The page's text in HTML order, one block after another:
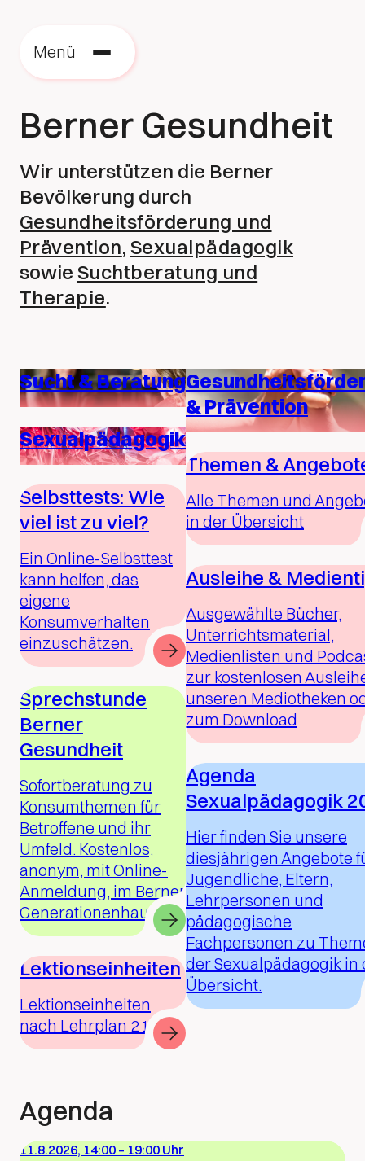
Menü
Berner Gesundheit
Wir unterstützen die Berner
Bevölkerung durch
Gesundheitsförderung und
Prävention, Sexualpädagogik
sowie Suchtberatung und
Therapie.
Sucht & Beratung
Sexualpädagogik
Selbsttests: Wie
viel ist zu viel?
Ein Online-Selbsttest
kann helfen, das
eigene
Konsumverhalten
einzuschätzen.
Sprechstunde
Berner
Gesundheit
Sofortberatung zu
Konsumthemen für
Betroffene und ihr
Umfeld. Kostenlos,
anonym, mit Online-
Anmeldung, im Berner
Generationenhaus.
Lektionseinheiten
Lektionseinheiten
nach Lehrplan 21
& Prävention
Themen &
Alle Themen und
in der Übersicht
Ausleihe &
Ausgewählte Bücher,
Unterrichtsmaterial,
Medienlisten und
zur kostenlosen
unseren Mediotheken
zum Download
Agenda
Sexualpädagogik
Hier finden Sie unsere
diesjährigen Angebote
Jugendliche, Eltern,
Lehrpersonen und
pädagogische
Fachpersonen zu
der Sexualpädagogik in
Übersicht.
Agenda
11.8.2026, 14:00 – 19:00 Uhr